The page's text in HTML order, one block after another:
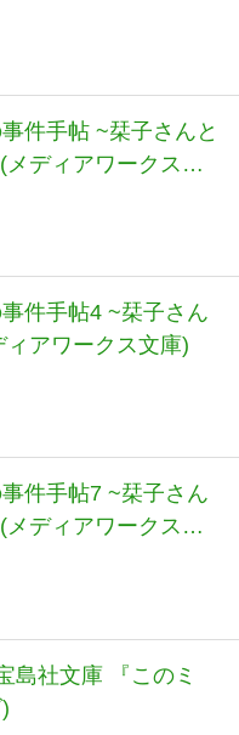
件手帖 ~栞子さんと
ディアワークス文
件手帖4 ~栞子さん
ィアワークス文庫)
件手帖7 ~栞子さん
ディアワークス文
島社文庫 『このミ